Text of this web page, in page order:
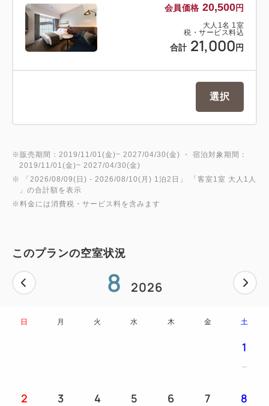
会員価格 20,500円
大人 1 名 1 室
税・サービス料込
合計 21,000 円
選択
※販売期間：2019/11/01(金)~ 2027/04/30(金) ・ 宿泊対象期間：
2019/11/01(金)~ 2027/04/30(金)
※ 「 2026/08/09(日) - 2026/08/10(月) 1泊2日 」 「客室1室 大人1人
」の合計額を表示
※料金には消費税・サービス料を含みます
このプランの空室状況
8 2026
日 月 火 水 木 金 土
1
2 3 4 5 6 7 8